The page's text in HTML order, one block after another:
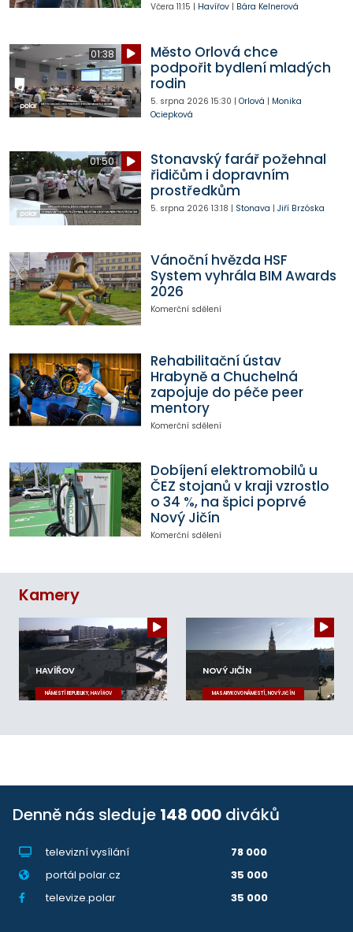
Včera 11:15 | Havířov| Bára Kelnerová
01:38
Město Orlová chce
podpořit bydlení mladých
rodin
5. srpna 2026 15:30 | Orlová | Monika
Ociepková
01:50
Stonavský farář požehnal
řidičům i dopravním
prostředkům
5. srpna 2026 13:18 | Stonava | Jiří Brzóska
Vánoční hvězda HSF
System vyhrála BIM Awards
2026
Komerční sdělení
Rehabilitační ústav
Hrabyně a Chuchelná
zapojuje do péče peer
mentory
Komerční sdělení
Dobíjení elektromobilů u
ČEZ stojanů v kraji vzrostlo
o 34 %, na špici poprvé
Nový Jičín
Komerční sdělení
Kamery
HAVÍŘOV
NÁMĚSTÍ REPUBLIKY, HAVÍŘOV
NOVÝ JIČÍN
MASARYKOVO NÁMĚSTÍ, NOVÝ JIČÍN
Denně nás sleduje 148 000 diváků
televizní vysílání
78 000
portál polar.cz
35 000
televize.polar
35 000